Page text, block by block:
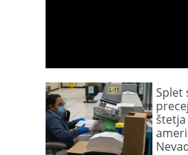
Splet
štetja